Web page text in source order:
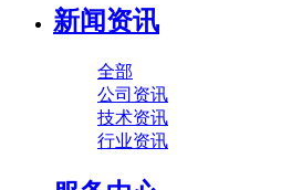
新闻资讯
全部
公司资讯
技术资讯
行业资讯